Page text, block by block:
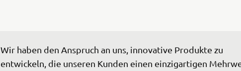
Wir haben den Anspruch an uns, innovative Produkte zu
entwickeln, die unseren Kunden einen einzigartigen